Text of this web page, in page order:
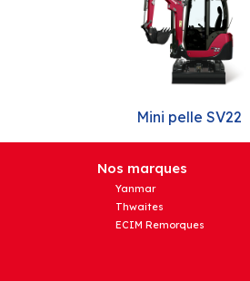
Mini pelle SV22
Nos marques
Yanmar
Thwaites
ECIM Remorques